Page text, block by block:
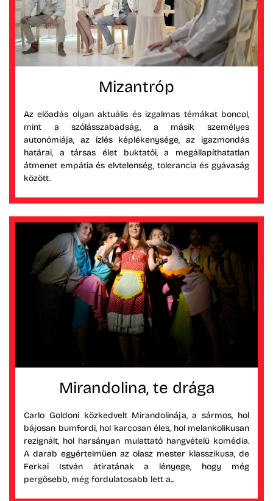
Mizantróp
Az előadás olyan aktuális és izgalmas témákat boncol,
mint a szólásszabadság, a másik személyes
autonómiája, az ízlés képlékenysége, az igazmondás
határai, a társas élet buktatói, a megállapíthatatlan
átmenet empátia és elvtelenség, tolerancia és gyávaság
között.
Mirandolina, te drága
Carlo Goldoni közkedvelt Mirandolinája, a sármos, hol
bájosan bumfordi, hol karcosan éles, hol melankolikusan
rezignált, hol harsányan mulattató hangvételű komédia.
A darab egyértelműen az olasz mester klasszikusa, de
Ferkai István átiratának a lényege, hogy még
pergősebb, még fordulatosabb lett a...